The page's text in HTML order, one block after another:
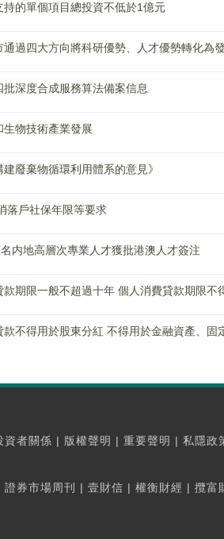
的單個項目總投資不低於1億元
過四大方向將科研優勢、人才優勢轉化為
深度合成服務算法備案信息
物技術產業發展
廢棄物循環利用體系的意見》
落戶社保年限等要求
内地高層次專業人才獲批港澳人才簽注
期限一般不超過十年 個人消費貸款期限不
不得用於股東分紅 不得用於金融資產、固
資者關係 | 版權聲明 | 重要聲明 | 私隱政
證券市場周刊 | 壹財信 | 權衡財經 | 攬富